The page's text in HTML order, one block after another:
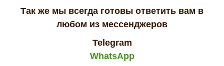
Так же мы всегда готовы ответить вам в
любом из мессенджеров
Telegram
WhatsApp